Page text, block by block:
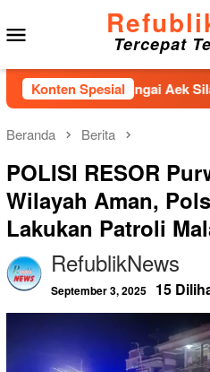
ke
konten
Tercepat
Konten Spesial
Sungai Aek Silaga
Beranda Berita
POLISI RESOR
Wilayah Aman,
Lakukan Patroli
RefublikNews
September 3, 2025 15